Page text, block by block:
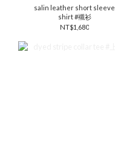
salin leather short sleeve
shirt #襯衫
NT$1,680